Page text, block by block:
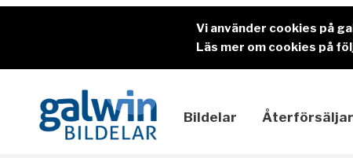
Vi använder cookies på
Läs mer om cookies på
Bildelar